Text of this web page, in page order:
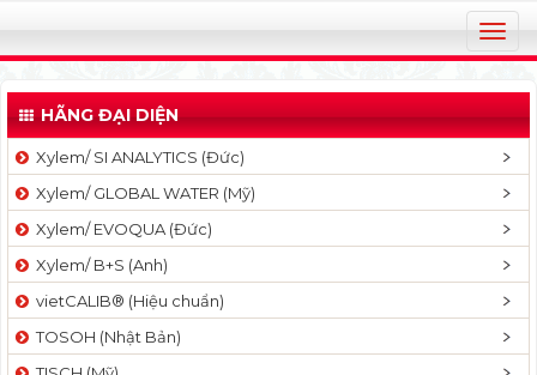
T
o
g
l
v
a
t
HÃNG ĐẠI DIỆN
Xylem/ SI ANALYTICS (Đức)
Xylem/ GLOBAL WATER (Mỹ)
Xylem/ EVOQUA (Đức)
Xylem/ B+S (Anh)
vietCALIB® (Hiệu chuẩn)
TOSOH (Nhật Bản)